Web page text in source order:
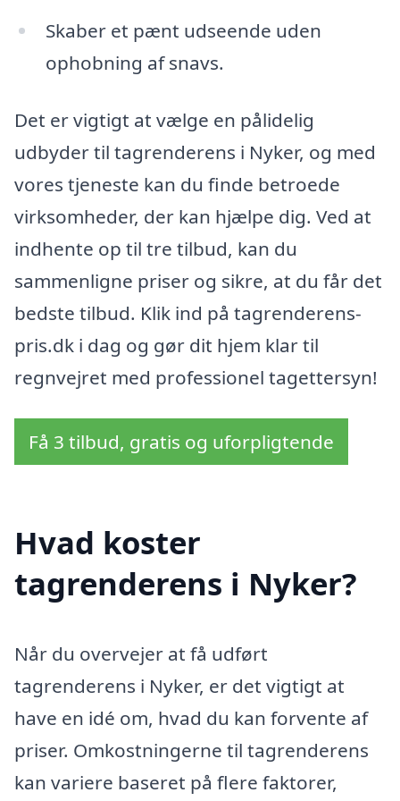
Skaber et pænt udseende uden
ophobning af snavs.
Det er vigtigt at vælge en pålidelig
udbyder til tagrenderens i Nyker, og med
vores tjeneste kan du finde betroede
virksomheder, der kan hjælpe dig. Ved at
indhente op til tre tilbud, kan du
sammenligne priser og sikre, at du får det
bedste tilbud. Klik ind på tagrenderens-
pris.dk i dag og gør dit hjem klar til
regnvejret med professionel tagettersyn!
Få 3 tilbud, gratis og uforpligtende
Hvad koster
tagrenderens i Nyker?
Når du overvejer at få udført
tagrenderens i Nyker, er det vigtigt at
have en idé om, hvad du kan forvente af
priser. Omkostningerne til tagrenderens
kan variere baseret på flere faktorer,